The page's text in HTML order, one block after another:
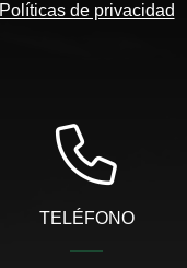
Políticas de privacidad
TELÉFONO